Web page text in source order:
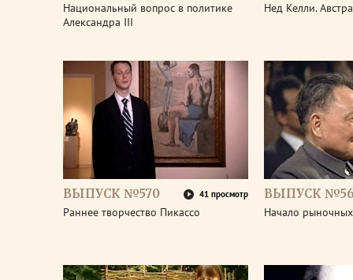
Национальный вопрос в политике
Александра III
Нед Келли.
ВЫПУСК №570 41 просмотр
Раннее творчество Пикассо
ВЫПУСК
Начало